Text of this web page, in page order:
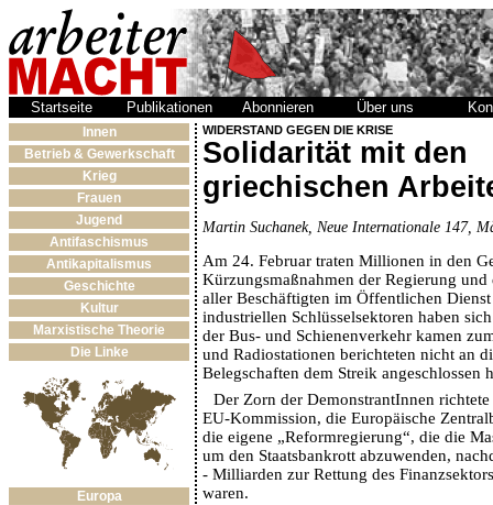
Startseite Publikationen Abonnieren Über uns
Innen
Betrieb & Gewerkschaft
Krieg
Frauen
Jugend
Antifaschismus
Antikapitalismus
Geschichte
Kultur
Marxistische Theorie
Die Linke
Europa
WIDERSTAND GEGEN DIE KRISE
Solidarität mit den
griechischen
Martin Suchanek, Neue Internationale 147,
Am 24. Februar traten Millionen in den
Kürzungsmaßnahmen der Regierung
aller Beschäftigten im Öffentlichen
industriellen Schlüsselsektoren haben
der Bus- und Schienenverkehr kamen
und Radiostationen berichteten nicht an
Belegschaften dem Streik angeschlossen
Der Zorn der DemonstrantInnen
EU-Kommission, die Europäische
die eigene „Reformregierung“, die die
um den Staatsbankrott abzuwenden,
- Milliarden zur Rettung des
waren.